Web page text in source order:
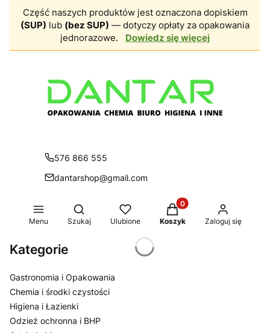
Część naszych produktów jest oznaczona dopiskiem
(SUP) lub (bez SUP) — dotyczy opłaty za opakowania
jednorazowe.
Dowiedz się więcej
576 866 555
dantarshop@gmail.com
Menu
Otwórz wyszukiwarkę
Szukaj Ulubione
Produkty w koszyku:
Koszyk Zaloguj się
Kategorie
Gastronomia i Opakowania
Chemia i środki czystości
Higiena i Łazienki
Odzież ochronna i BHP